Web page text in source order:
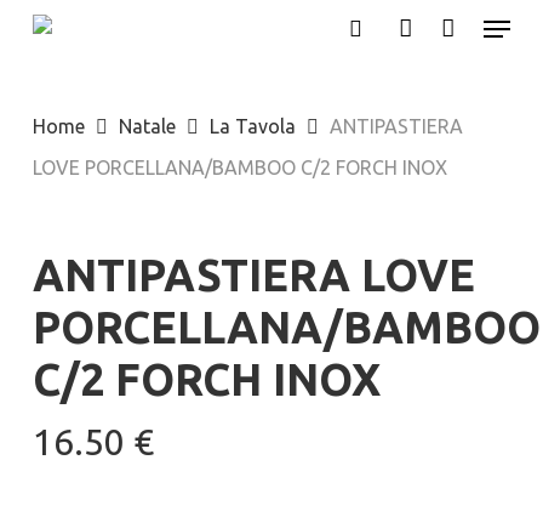
Skip
content
Menu
Home Natale La Tavola
ANTIPASTIERA
LOVE PORCELLANA/BAMBOO C/2 FORCH INOX
ANTIPASTIERA LOVE
PORCELLANA/BAMBOO
C/2 FORCH INOX
16.50 €